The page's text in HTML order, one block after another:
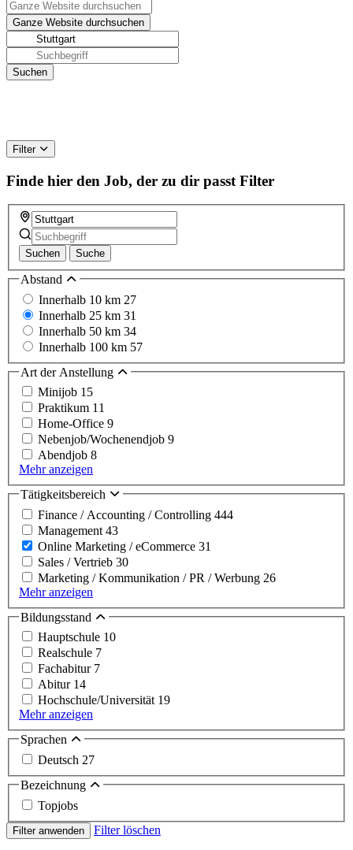
Filter
Finde hier den Job, der zu dir passt Filter
Suchen Suche
Abstand
Innerhalb 10 km 27
Innerhalb 25 km 31
Innerhalb 50 km 34
Innerhalb 100 km 57
Art der Anstellung
Minijob 15
Praktikum 11
Home-Office 9
Nebenjob/Wochenendjob 9
Abendjob 8
Mehr anzeigen
Tätigkeitsbereich
Finance / Accounting / Controlling 444
Management 43
Online Marketing / eCommerce 31
Sales / Vertrieb 30
Marketing / Kommunikation / PR / Werbung 26
Mehr anzeigen
Bildungsstand
Hauptschule 10
Realschule 7
Fachabitur 7
Abitur 14
Hochschule/Universität 19
Mehr anzeigen
Sprachen
Deutsch 27
Bezeichnung
Topjobs
Filter anwenden Filter löschen